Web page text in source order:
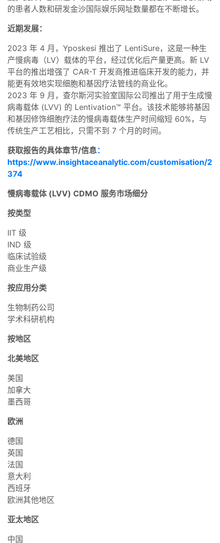
的患者人数和研发金沙国际娱乐网址数量都在不断增长。
近期发展：
2023 年 4 月，Yposkesi 推出了 LentiSure，这是一种生
产慢病毒（LV）载体的平台，经过优化后产量更高。新 LV
平台的推出增强了 CAR-T 开发商推进临床开发的能力，并
能更有效地实现细胞和基因疗法管线的商业化。
2023 年 9 月，查尔斯河实验室国际公司推出了用于生成慢
病毒载体 (LVV) 的 Lentivation™ 平台。该技术能够将基因
和基因修饰细胞疗法的慢病毒载体生产时间缩短 60%，与
传统生产工艺相比，只需不到 7 个月的时间。
获取报告的具体章节/信息：
https://www.insightaceanalytic.com/customisation/2
374
慢病毒载体 (LVV) CDMO 服务市场细分
按类型
IIT 级
IND 级
临床试验级
商业生产级
按应用分类
生物制药公司
学术科研机构
按地区
北美地区
美国
加拿大
墨西哥
欧洲
德国
英国
法国
意大利
西班牙
欧洲其他地区
亚太地区
中国